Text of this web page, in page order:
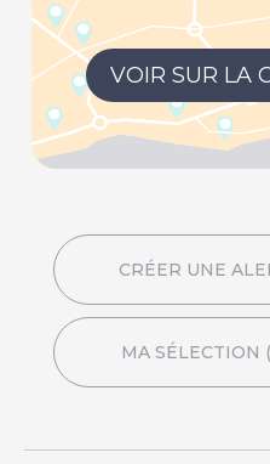
VOIR SUR LA
CRÉER UNE
MA SÉLECTION